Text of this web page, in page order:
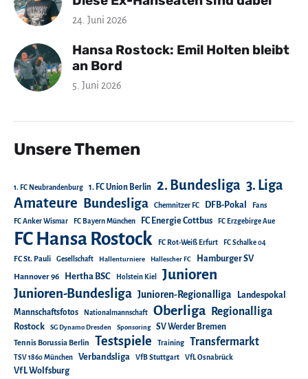
24. Juni 2026
Hansa Rostock: Emil Holten bleibt
an Bord
5. Juni 2026
Unsere Themen
1. FC Neubrandenburg 1. FC Union Berlin 2. Bundesliga 3. Liga
Amateure Bundesliga Chemnitzer FC DFB-Pokal Fans
FC Anker Wismar FC Bayern München FC Energie Cottbus FC Erzgebirge Aue
FC Hansa Rostock FC Rot-Weiß Erfurt FC Schalke 04
FC St. Pauli Gesellschaft Hallenturniere Hallescher FC Hamburger SV
Hannover 96 Hertha BSC Holstein Kiel Junioren
Junioren-Bundesliga Junioren-Regionalliga
Landespokal
Mannschaftsfotos
Nationalmannschaft Oberliga Regionalliga
Rostock SG Dynamo Dresden Sponsoring SV Werder Bremen
Tennis Borussia Berlin Testspiele Training Transfermarkt
TSV 1860 München Verbandsliga VfB Stuttgart VfL Osnabrück
VfL Wolfsburg